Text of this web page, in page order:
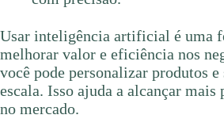
Usar inteligência artificial é uma
melhorar valor e eficiência nos
você pode personalizar produtos
escala. Isso ajuda a alcançar mais
no mercado.